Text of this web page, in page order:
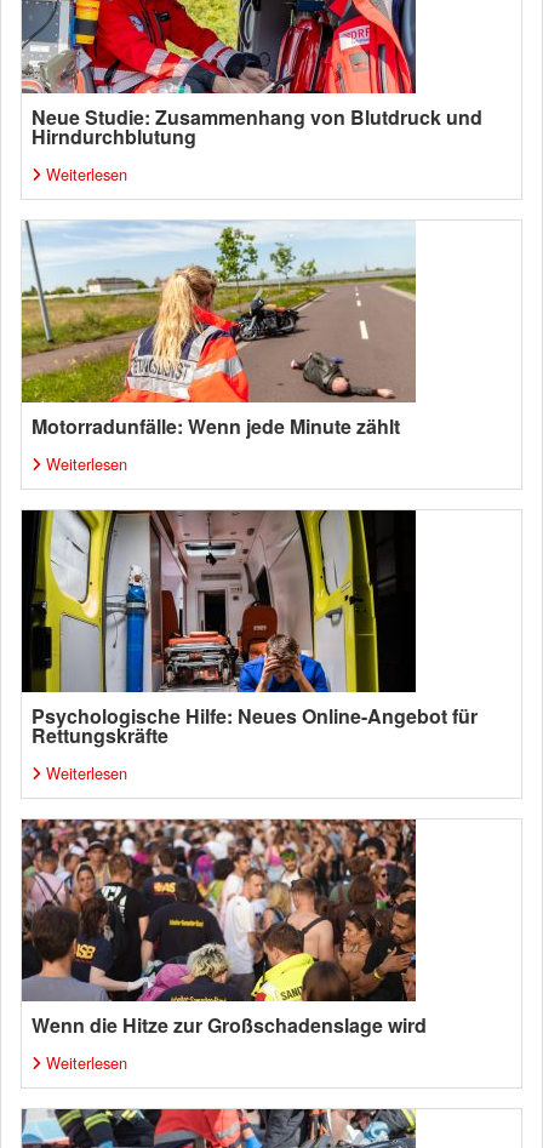
Neue Studie: Zusammenhang von Blutdruck und
Hirndurchblutung
Weiterlesen
Motorradunfälle: Wenn jede Minute zählt
Weiterlesen
Psychologische Hilfe: Neues Online-Angebot für
Rettungskräfte
Weiterlesen
Wenn die Hitze zur Großschadenslage wird
Weiterlesen